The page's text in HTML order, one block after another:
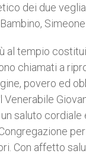
dei due
al tempio
chiamati a
povero ed
saluto
Con affetto